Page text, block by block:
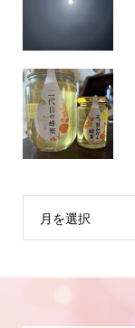
月を選択